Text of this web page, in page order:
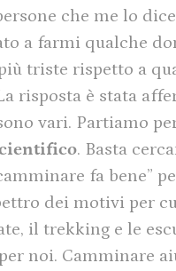
che me lo
a farmi qualche
triste rispetto a
risposta è stata
vari. Partiamo
. Basta
fa bene”
dei motivi per
il trekking e le
noi. Camminare